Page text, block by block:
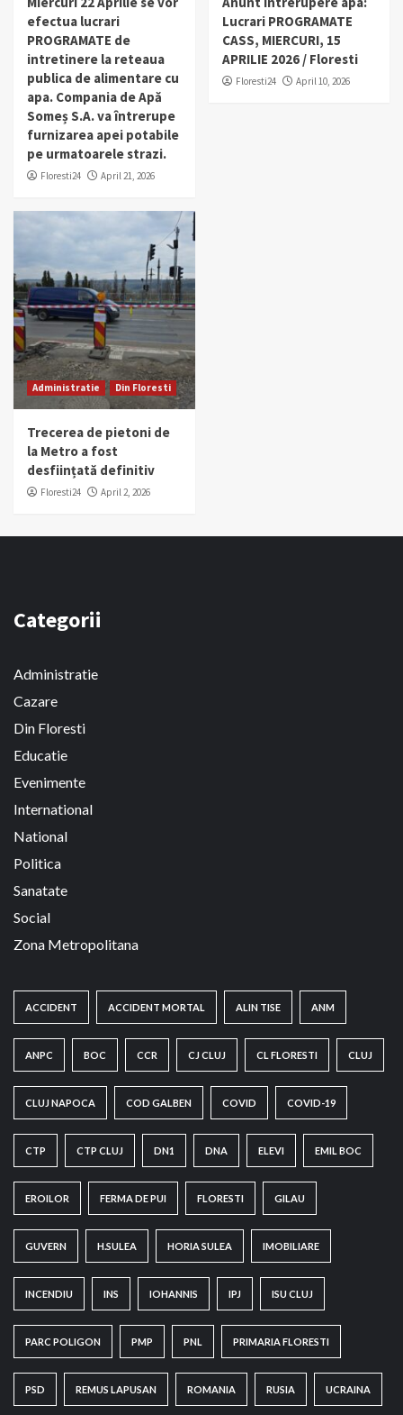
efectua lucrari
PROGRAMATE de
intretinere la reteaua
publica de alimentare cu
apa. Compania de Apă
Someș S.A. va întrerupe
furnizarea apei potabile
pe urmatoarele strazi.
Floresti24 April 21, 2026
Lucrari PROGRAMATE
CASS, MIERCURI, 15
APRILIE 2026 / Floresti
Floresti24 April 10, 2026
Administratie Din Floresti
Trecerea de pietoni de
la Metro a fost
desființată definitiv
Floresti24 April 2, 2026
Categorii
Administratie
Cazare
Din Floresti
Educatie
Evenimente
International
National
Politica
Sanatate
Social
Zona Metropolitana
ACCIDENT ACCIDENT MORTAL ALIN TISE ANM
ANPC BOC CCR CJ CLUJ CL FLORESTI CLUJ
CLUJ NAPOCA COD GALBEN COVID COVID-19
CTP CTP CLUJ DN1 DNA ELEVI EMIL BOC
EROILOR FERMA DE PUI FLORESTI GILAU
GUVERN H.SULEA HORIA SULEA IMOBILIARE
INCENDIU INS IOHANNIS IPJ ISU CLUJ
PARC POLIGON PMP PNL PRIMARIA FLORESTI
PSD REMUS LAPUSAN ROMANIA RUSIA UCRAINA